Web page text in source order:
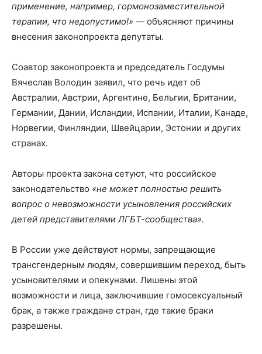
применение, например, гормонозаместительной
терапии, что недопустимо!» — объясняют причины
внесения законопроекта депутаты.
Соавтор законопроекта и председатель Госдумы
Вячеслав Володин заявил, что речь идет об
Австралии, Австрии, Аргентине, Бельгии, Британии,
Германии, Дании, Исландии, Испании, Италии, Канаде,
Норвегии, Финляндии, Швейцарии, Эстонии и других
странах.
Авторы проекта закона сетуют, что российское
законодательство «не может полностью решить
вопрос о невозможности усыновления российских
детей представителями ЛГБТ-сообщества».
В России уже действуют нормы, запрещающие
трансгендерным людям, совершившим переход, быть
усыновителями и опекунами. Лишены этой
возможности и лица, заключившие гомосексуальный
брак, а также граждане стран, где такие браки
разрешены.